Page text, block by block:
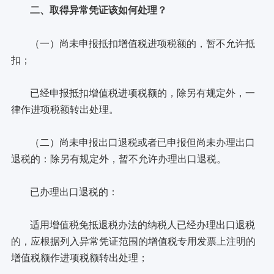
二、取得异常凭证该如何处理？
（一）尚未申报抵扣增值税进项税额的，暂不允许抵
扣；
已经申报抵扣增值税进项税额的，除另有规定外，一
律作进项税额转出处理。
（二）尚未申报出口退税或者已申报但尚未办理出口
退税的：除另有规定外，暂不允许办理出口退税。
已办理出口退税的：
适用增值税免抵退税办法的纳税人已经办理出口退税
的，应根据列入异常凭证范围的增值税专用发票上注明的
增值税额作进项税额转出处理；